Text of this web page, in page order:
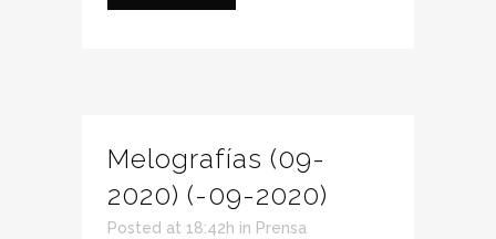
Melografías (09-
2020) (-09-2020)
Posted at 18:42h in Prensa